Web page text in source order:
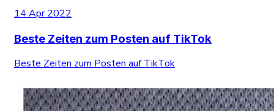
14 Apr 2022
Beste Zeiten zum Posten auf TikTok
Beste Zeiten zum Posten auf TikTok